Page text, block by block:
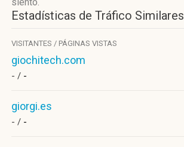
Estadísticas de Tráfico Similares
VISITANTES / PÁGINAS VISTAS
giochitech.com
- / -
giorgi.es
- / -